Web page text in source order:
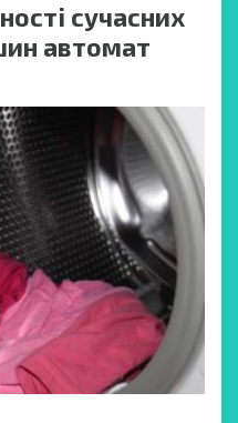
сучасних
автомат